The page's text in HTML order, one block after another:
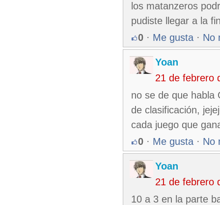
los matanzeros
pudiste llegar a la
0 · Me gusta · No
Yoan
21 de febrero
no se de que habla
de clasificación,
cada juego que
0 · Me gusta · No
Yoan
21 de febrero
10 a 3 en la parte